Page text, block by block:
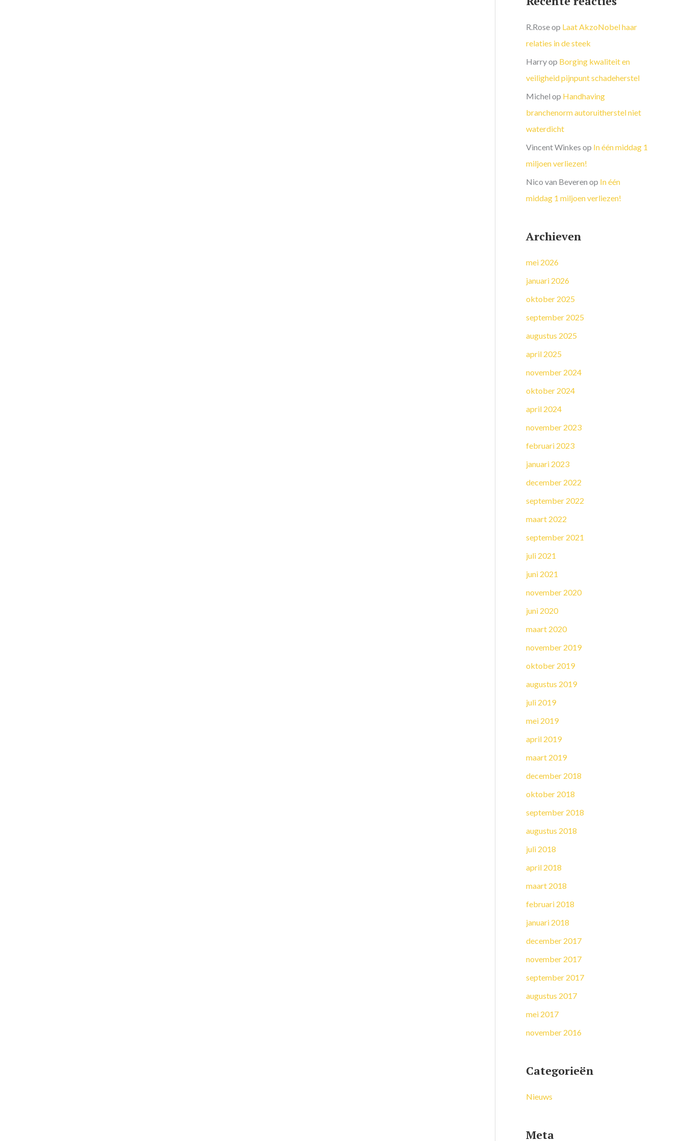
R.Roseop Laat AkzoNobel haar
relaties in de steek
Harryop Borging kwaliteit en
veiligheid pijnpunt schadeherstel
Michel op Handhaving
branchenorm autoruitherstel niet
waterdicht
Vincent Winkes op In één middag 1
miljoen verliezen!
Nico van Beveren op In één
middag 1 miljoen verliezen!
Archieven
mei 2026
januari 2026
oktober 2025
september 2025
augustus 2025
april 2025
november 2024
oktober 2024
april 2024
november 2023
februari 2023
januari 2023
december 2022
september 2022
maart 2022
september 2021
juli 2021
juni 2021
november 2020
juni 2020
maart 2020
november 2019
oktober 2019
augustus 2019
juli 2019
mei 2019
april 2019
maart 2019
december 2018
oktober 2018
september 2018
augustus 2018
juli 2018
april 2018
maart 2018
februari 2018
januari 2018
december 2017
november 2017
september 2017
augustus 2017
mei 2017
november 2016
Categorieën
Nieuws
Meta